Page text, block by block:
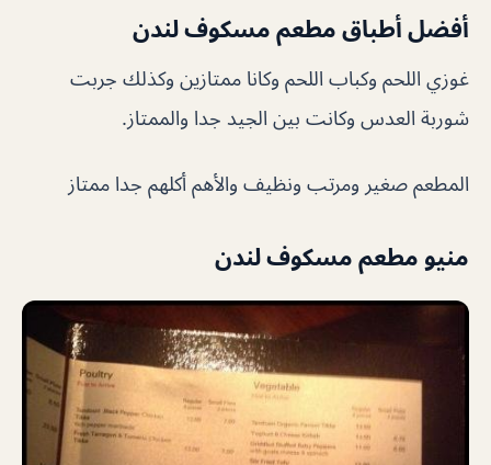
أفضل أطباق مطعم مسكوف لندن
غوزي اللحم وكباب اللحم وكانا ممتازين وكذلك جربت
شوربة العدس وكانت بين الجيد جدا والممتاز.
المطعم صغير ومرتب ونظيف والأهم أكلهم جدا ممتاز
منيو مطعم مسكوف لندن